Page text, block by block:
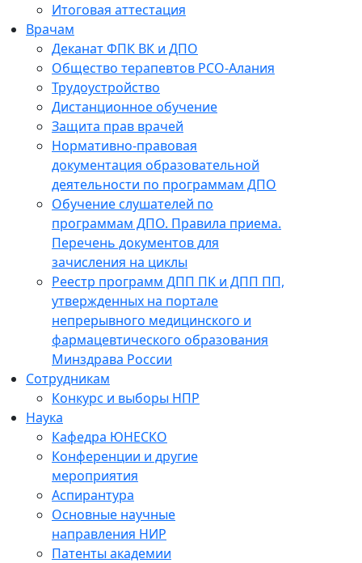
Итоговая аттестация
Врачам
Деканат ФПК ВК и ДПО
Общество терапевтов РСО-Алания
Трудоустройство
Дистанционное обучение
Защита прав врачей
Нормативно-правовая
документация образовательной
деятельности по программам ДПО
Обучение слушателей по
программам ДПО. Правила приема.
Перечень документов для
зачисления на циклы
Реестр программ ДПП ПК и ДПП ПП,
утвержденных на портале
непрерывного медицинского и
фармацевтического образования
Минздрава России
Сотрудникам
Конкурс и выборы НПР
Наука
Кафедра ЮНЕСКО
Конференции и другие
мероприятия
Аспирантура
Основные научные
направления НИР
Патенты академии